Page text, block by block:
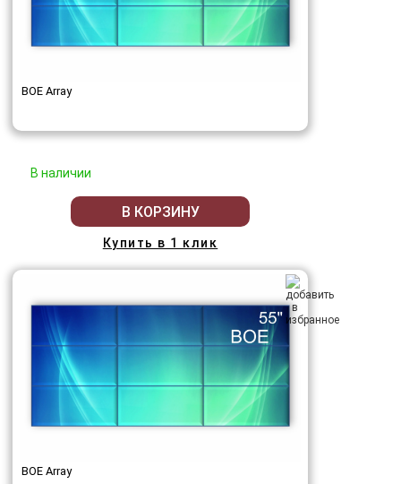
BOE Array
В наличии
В КОРЗИНУ
Купить в 1 клик
BOE Array